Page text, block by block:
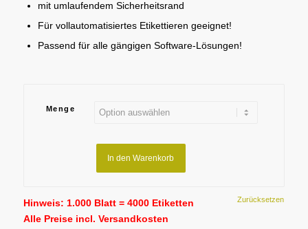
mit umlaufendem Sicherheitsrand
Für vollautomatisiertes Etikettieren geeignet!
Passend für alle gängigen Software-Lösungen!
Menge
Zurücksetzen
In den Warenkorb
Hinweis: 1.000 Blatt = 4000 Etiketten
Alle Preise incl. Versandkosten